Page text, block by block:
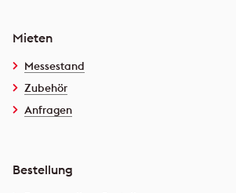
Mieten
Messestand
Zubehör
Anfragen
Bestellung